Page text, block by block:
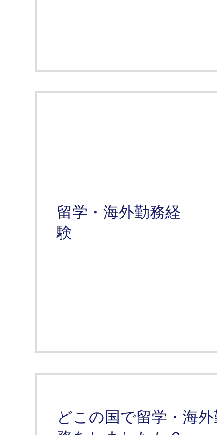
留学・海外勤務経
験
どこの国で留学・海